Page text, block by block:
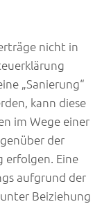
nicht in
„Sanierung“
kann diese
im Wege einer
der
erfolgen. Eine
aufgrund der
Beiziehung